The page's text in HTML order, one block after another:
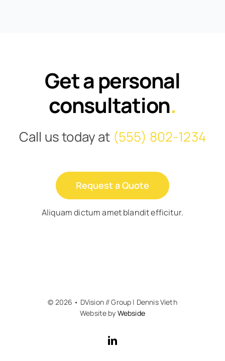
Get a personal
consultation.
Call us today at (555) 802-1234
Request a Quote
Aliquam dictum amet blandit efficitur.
© 2026 • DVision // Group | Dennis Vieth
Website by Webside